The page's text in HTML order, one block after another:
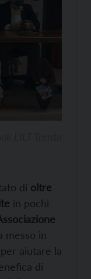
di oltre
in pochi
messo in
aiutare la
di